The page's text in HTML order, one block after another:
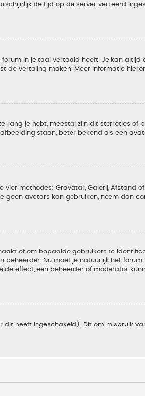
de tijd op de server verkeerd
in je taal vertaald heeft. Je kan altijd
de vertaling maken. Meer informatie
rang je hebt, meestal zijn dit sterretjes of
staan, beter bekend als een
vier methodes: Gravatar, Galerij, Afstand
geen avatars kan gebruiken, neem dan
of om bepaalde gebruikers te
beheerder. Nu moet je natuurlijk het forum
effect, een beheerder of moderator
dit heeft ingeschakeld). Dit om misbruik